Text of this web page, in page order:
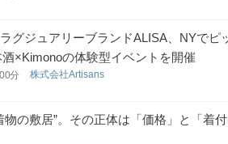
グジュアリーブランドALISA、NYでピ
×Kimonoの体験型イベントを開催
分 株式会社Artisans
物の敷居”。その正体は「価格」と「着